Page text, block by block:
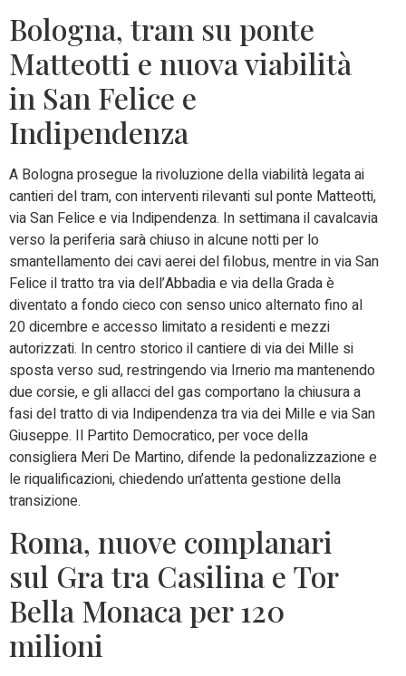
Bologna, tram su ponte
Matteotti e nuova viabilità
in San Felice e
Indipendenza
A Bologna prosegue la rivoluzione della viabilità legata ai
cantieri del tram, con interventi rilevanti sul ponte Matteotti,
via San Felice e via Indipendenza. In settimana il cavalcavia
verso la periferia sarà chiuso in alcune notti per lo
smantellamento dei cavi aerei del filobus, mentre in via San
Felice il tratto tra via dell’Abbadia e via della Grada è
diventato a fondo cieco con senso unico alternato fino al
20 dicembre e accesso limitato a residenti e mezzi
autorizzati. In centro storico il cantiere di via dei Mille si
sposta verso sud, restringendo via Irnerio ma mantenendo
due corsie, e gli allacci del gas comportano la chiusura a
fasi del tratto di via Indipendenza tra via dei Mille e via San
Giuseppe. Il Partito Democratico, per voce della
consigliera Meri De Martino, difende la pedonalizzazione e
le riqualificazioni, chiedendo un’attenta gestione della
transizione.
Roma, nuove complanari
sul Gra tra Casilina e Tor
Bella Monaca per 120
milioni